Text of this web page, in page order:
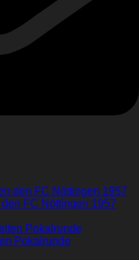
FC Nöttingen 1957
Pokalrunde